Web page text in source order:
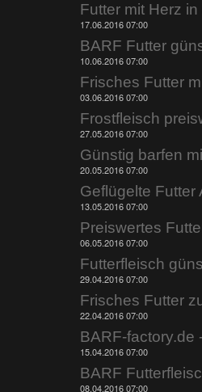
Futter mit Herz
17.06.2016 07:00
BARF Futter
10.06.2016 07:00
03.06.2016 07:00
Frostfleisch
27.05.2016 07:00
Günstig barfen
20.05.2016 07:00
13.05.2016 07:00
06.05.2016 07:00
29.04.2016 07:00
Frisches Futter
22.04.2016 07:00
15.04.2016 07:00
08.04.2016 07:00